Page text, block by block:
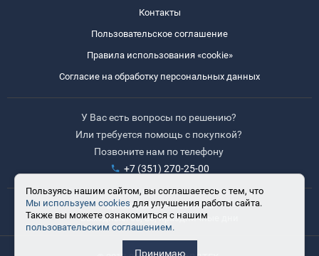
Контакты
Пользовательское соглашение
Правила использования «cookie»
Согласие на обработку персональных данных
У Вас есть вопросы по решению?
Или требуется помощь с покупкой?
Позвоните нам по телефону
+7 (351) 270-25-00
Время работы: 8:30-17:30
Выходные: сб, вс, праздничные дни
Пользуясь нашим сайтом, вы соглашаетесь с тем, что
Мы используем cookies для улучшения работы сайта.
Также вы можете ознакомиться с нашим
пользовательским соглашением.
Принимаю